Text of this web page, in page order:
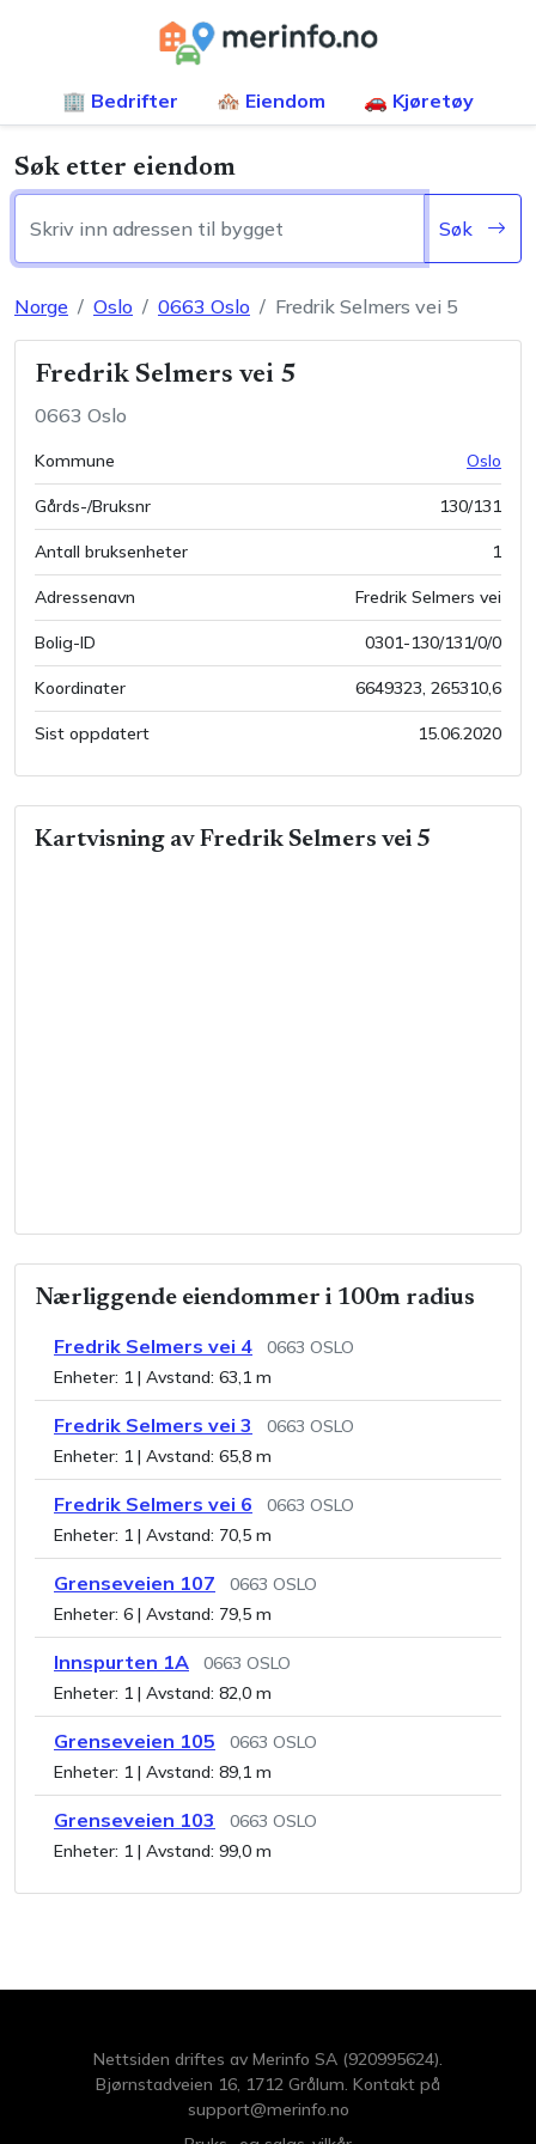
🏢 Bedrifter 🏘️ Eiendom 🚗 Kjøretøy
Søk etter eiendom
Søk
Norge Oslo 0663 Oslo Fredrik Selmers vei 5
Fredrik Selmers vei 5
0663 Oslo
Kommune Oslo
Gårds-/Bruksnr 130/131
Antall bruksenheter 1
Adressenavn Fredrik Selmers vei
Bolig-ID 0301-130/131/0/0
Koordinater 6649323, 265310,6
Sist oppdatert 15.06.2020
Kartvisning av Fredrik Selmers vei 5
Nærliggende eiendommer i 100m radius
Fredrik Selmers vei 4
0663 OSLO
Enheter: 1 | Avstand: 63,1 m
Fredrik Selmers vei 3 0663 OSLO
Enheter: 1 | Avstand: 65,8 m
Fredrik Selmers vei 6 0663 OSLO
Enheter: 1 | Avstand: 70,5 m
Grenseveien 107 0663 OSLO
Enheter: 6 | Avstand: 79,5 m
Innspurten 1A 0663 OSLO
Enheter: 1 | Avstand: 82,0 m
Grenseveien 105 0663 OSLO
Enheter: 1 | Avstand: 89,1 m
Grenseveien 103 0663 OSLO
Enheter: 1 | Avstand: 99,0 m
Nettsiden driftes av Merinfo SA (920995624).
Bjørnstadveien 16, 1712 Grålum. Kontakt på
support@merinfo.no